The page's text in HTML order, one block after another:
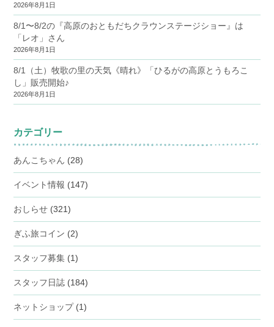
2026年8月1日
8/1〜8/2の『高原のおともだちクラウンステージショー』は
「レオ」さん
2026年8月1日
8/1（土）牧歌の里の天気《晴れ》「ひるがの高原とうもろこ
し」販売開始♪
2026年8月1日
カテゴリー
あんこちゃん (28)
イベント情報 (147)
おしらせ (321)
ぎふ旅コイン (2)
スタッフ募集 (1)
スタッフ日誌 (184)
ネットショップ (1)